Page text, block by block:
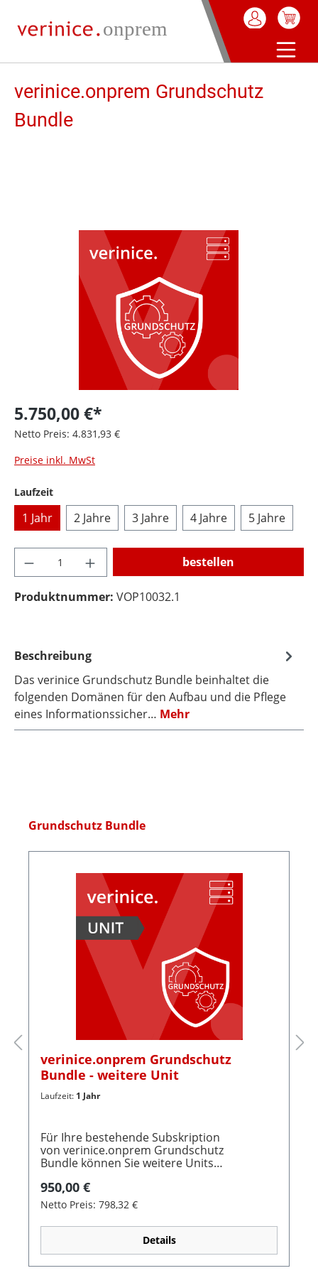
Warenkorb
verinice.onprem Grundschutz
Bundle
Bildergalerie überspringen
5.750,00 €*
Netto Preis: 4.831,93 €
Preise inkl. MwSt
Laufzeitauswählen
1 Jahr 2 Jahre 3 Jahre 4 Jahre 5 Jahre
Produkt Anzahl: Gib den gewünschten
bestellen
Produktnummer: VOP10032.1
Beschreibung
Das verinice Grundschutz Bundle beinhaltet die
folgenden Domänen für den Aufbau und die Pflege
eines Informationssicher… Mehr
Produktgalerie überspringen
Grundschutz Bundle
verinice.onprem Grundschutz
Bundle - weitere Unit
Laufzeit: 1 Jahr
Für Ihre bestehende Subskription
von verinice.onprem Grundschutz
Bundle können Sie weitere Units
Gliederungen Ihrer Organisation
unabhängig zu verwalten.Nach dem Kauf
wird die Unit in der Fachanwendung
konfiguriert und kann mit einem Profil (wie
dem Demo-Profil) gefüllt werden. So kaufen
Sie ein: Abonnieren Sie eine oder mehrere
Units für Ihre bestehende Subskription von
950,00 €
Netto Preis: 798,32 €
Details